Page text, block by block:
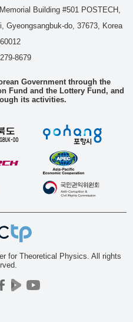
Building #501 POSTECH,
Gyeongsangbuk-do, 37673, Korea
8679
Government through the
Fund and the Lottery Fund, and
its activities.
for Theoretical Physics. All rights